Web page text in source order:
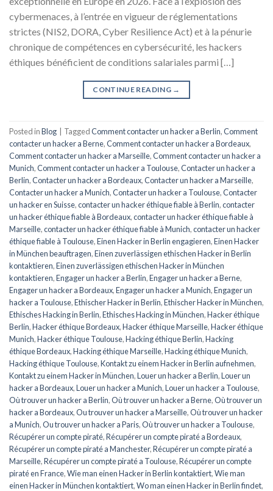
cybermenaces, à l’entrée en vigueur de réglementations
strictes (NIS2, DORA, Cyber Resilience Act) et à la pénurie
chronique de compétences en cybersécurité, les hackers
éthiques bénéficient de conditions salariales parmi […]
CONTINUE READING →
Posted inBlog TaggedComment contacter un hacker a Berlin,Comment
contacter un hacker a Berne,Comment contacter un hacker a Bordeaux,
Comment contacter un hacker a Marseille,Comment contacter un hacker a
Munich,Comment contacter un hacker a Toulouse,Contacter un hacker a
Berlin,Contacter un hacker a Bordeaux,Contacter un hacker a Marseille,
Contacter un hacker a Munich,Contacter un hacker a Toulouse,Contacter
un hacker en Suisse,contacter un hacker éthique fiable à Berlin,contacter
un hacker éthique fiable à Bordeaux,contacter un hacker éthique fiable à
Marseille,contacter un hacker éthique fiable à Munich,contacter un hacker
éthique fiable à Toulouse,Einen Hacker in Berlin engagieren,Einen Hacker
in München beauftragen,Einen zuverlässigen ethischen Hacker in Berlin
kontaktieren,Einen zuverlässigen ethischen Hacker in München
kontaktieren,Engager un hacker a Berlin,Engager un hacker a Berne,
Engager un hacker a Bordeaux,Engager un hacker a Munich,Engager un
hacker a Toulouse,Ethischer Hacker in Berlin,Ethischer Hacker in München,
Ethisches Hacking in Berlin,Ethisches Hacking in München,Hacker éthique
Berlin,Hacker éthique Bordeaux,Hacker éthique Marseille,Hacker éthique
Munich,Hacker éthique Toulouse,Hacking éthique Berlin,Hacking
éthique Bordeaux,Hacking éthique Marseille,Hacking éthique Munich,
Hacking éthique Toulouse,Kontakt zu einem Hacker in Berlin aufnehmen,
Kontakt zu einem Hacker in München,Louer un hacker a Berlin,Louer un
hacker a Bordeaux,Louer un hacker a Munich,Louer un hacker a Toulouse,
Où trouver un hacker a Berlin,Où trouver un hacker a Berne,Où trouver un
hacker a Bordeaux,Ou trouver un hacker a Marseille,Où trouver un hacker
a Munich,Ou trouver un hacker a Paris,Où trouver un hacker a Toulouse,
Récupérer un compte piraté,Récupérer un compte piraté a Bordeaux,
Récupérer un compte piraté a Manchester,Récupérer un compte piraté a
Marseille,Récupérer un compte piraté a Toulouse,Récupérer un compte
piraté en France,Wie man einen Hacker in Berlin kontaktiert,Wie man
einen Hacker in München kontaktiert,Wo man einen Hacker in Berlin findet,